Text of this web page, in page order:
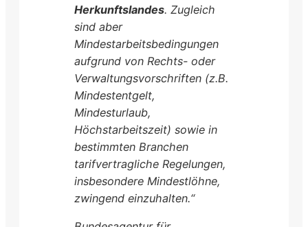
Herkunftslandes. Zugleich
sind aber
Mindestarbeitsbedingungen
aufgrund von Rechts- oder
Verwaltungsvorschriften (z.B.
Mindestentgelt,
Mindesturlaub,
Höchstarbeitszeit) sowie in
bestimmten Branchen
tarifvertragliche Regelungen,
insbesondere Mindestlöhne,
zwingend einzuhalten.“